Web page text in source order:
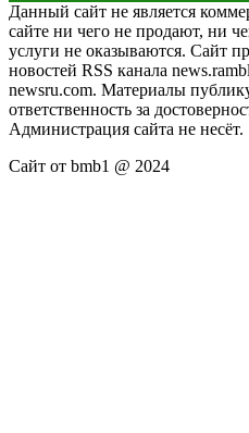
Данный сайт не является
сайте ни чего не продают, ни
услуги не оказываются. Сайт
новостей RSS канала
newsru.com. Материалы
ответственность за
Администрация сайта не несёт.
Сайт от bmb1 @ 2024